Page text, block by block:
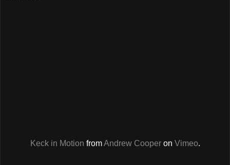
Keck in Motion fromAndrew Cooperon Vimeo.